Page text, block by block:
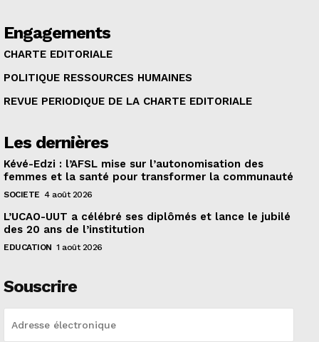
Engagements
CHARTE EDITORIALE
POLITIQUE RESSOURCES HUMAINES
REVUE PERIODIQUE DE LA CHARTE EDITORIALE
Les dernières
Kévé-Edzi : l’AFSL mise sur l’autonomisation des
femmes et la santé pour transformer la communauté
SOCIETE 4 août 2026
L’UCAO-UUT a célébré ses diplômés et lance le jubilé
des 20 ans de l’institution
EDUCATION 1 août 2026
Souscrire